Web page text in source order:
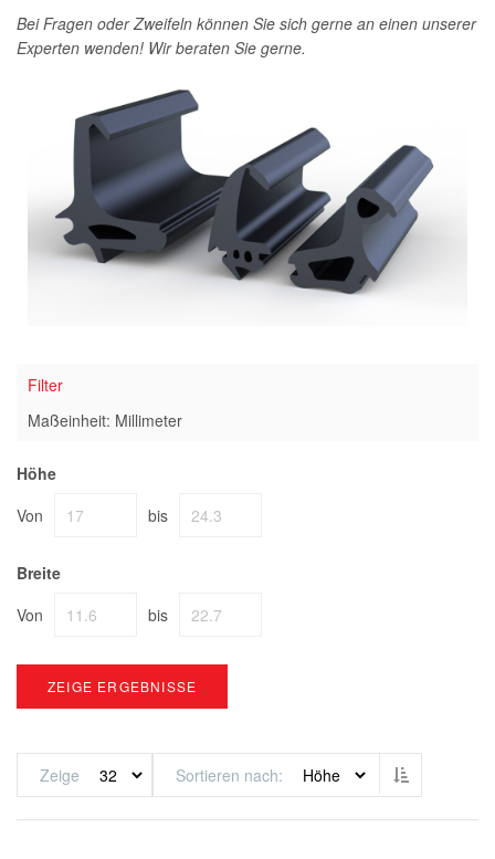
Bei Fragen oder Zweifeln können Sie sich gerne an einen unserer
Experten wenden! Wir beraten Sie gerne.
Filter
Maßeinheit: Millimeter
Höhe
Von
bis
Breite
Von
bis
ZEIGE ERGEBNISSE
Zeige Sortieren nach Absteigend